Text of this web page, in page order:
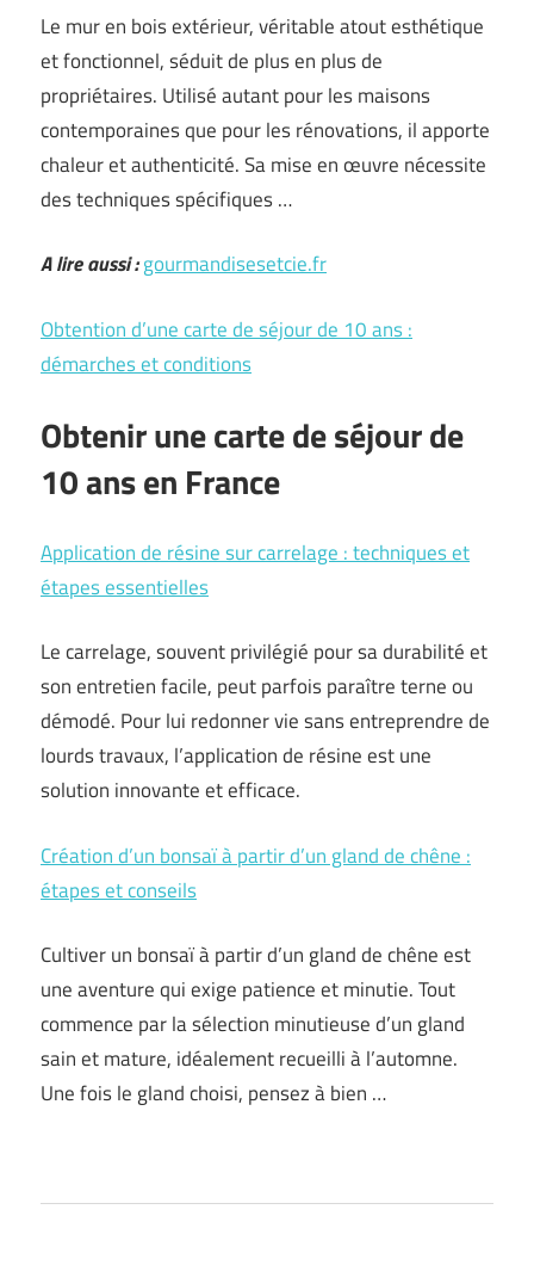
Le mur en bois extérieur, véritable atout esthétique
et fonctionnel, séduit de plus en plus de
propriétaires. Utilisé autant pour les maisons
contemporaines que pour les rénovations, il apporte
chaleur et authenticité. Sa mise en œuvre nécessite
des techniques spécifiques …
A lire aussi :gourmandisesetcie.fr
Obtention d’une carte de séjour de 10 ans :
démarches et conditions
Obtenir une carte de séjour de
10 ans en France
Application de résine sur carrelage : techniques et
étapes essentielles
Le carrelage, souvent privilégié pour sa durabilité et
son entretien facile, peut parfois paraître terne ou
démodé. Pour lui redonner vie sans entreprendre de
lourds travaux, l’application de résine est une
solution innovante et efficace.
Création d’un bonsaï à partir d’un gland de chêne :
étapes et conseils
Cultiver un bonsaï à partir d’un gland de chêne est
une aventure qui exige patience et minutie. Tout
commence par la sélection minutieuse d’un gland
sain et mature, idéalement recueilli à l’automne.
Une fois le gland choisi, pensez à bien …